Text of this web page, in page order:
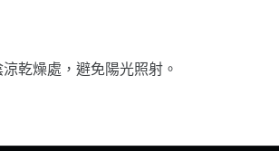
乾燥處，避免陽光照射。